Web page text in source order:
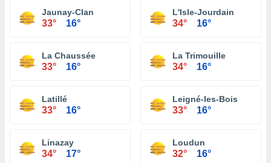
Jaunay-Clan
33° 16°
L'Isle-Jourdain
34° 16°
La Chaussée
33° 16°
La Trimouille
34° 16°
Latillé
33° 16°
Leigné-les-Bois
33° 16°
Linazay
34° 17°
Loudun
32° 16°